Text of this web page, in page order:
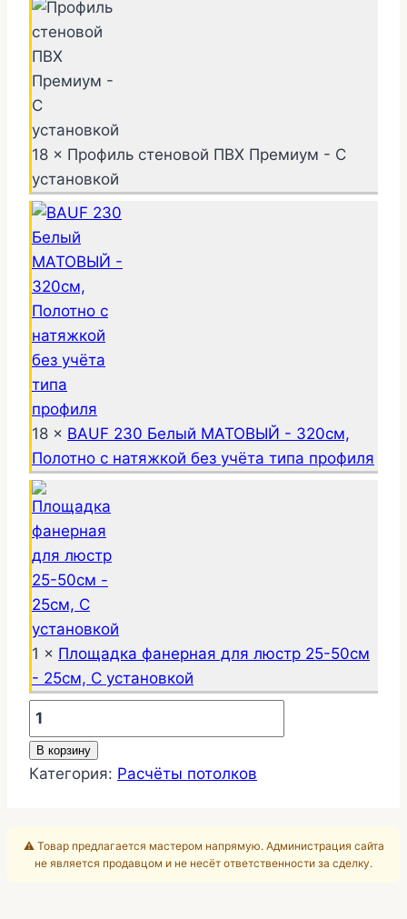
18 × Профиль стеновой ПВХ Премиум - С
установкой
18 × BAUF 230 Белый МАТОВЫЙ - 320см,
Полотно с натяжкой без учёта типа профиля
1 × Площадка фанерная для люстр 25-50см
- 25см, С установкой
Количество
товара
Комната
18м2
потолок
В корзину
Категория: Расчёты потолков
⚠️ Товар предлагается мастером напрямую. Администрация сайта
не является продавцом и не несёт ответственности за сделку.